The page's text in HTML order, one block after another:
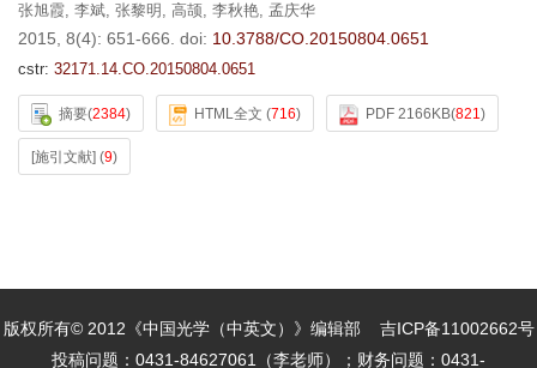
张旭霞, 李斌, 张黎明 , 高颉, 李秋艳, 孟庆华
2015, 8(4): 651-666. doi: 10.3788/CO.20150804.0651
cstr: 32171.14.CO.20150804.0651
摘要(2384) HTML全文 (716) PDF 2166KB(821)
[施引文献] (9)
版权所有© 2012《中国光学（中英文）》编辑部 吉ICP备11002662号
投稿问题：0431-84627061（李老师）；财务问题：0431-